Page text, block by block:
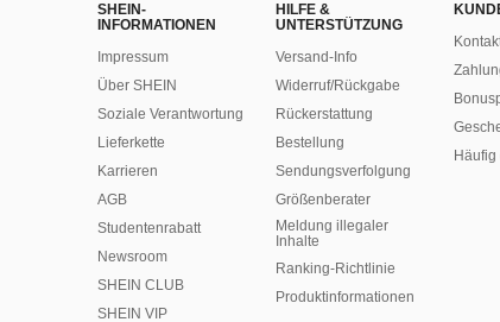
SHEIN-
INFORMATIONEN
Impressum
Über SHEIN
Soziale Verantwortung
Lieferkette
Karrieren
AGB
Studentenrabatt
Newsroom
SHEIN CLUB
SHEIN VIP
HILFE &
UNTERSTÜTZUNG
Versand-Info
Widerruf/Rückgabe
Rückerstattung
Bestellung
Sendungsverfolgung
Größenberater
Meldung illegaler
Inhalte
Ranking-Richtlinie
​Produktinformationen